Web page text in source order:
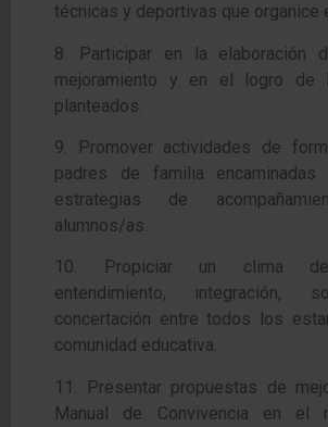
técnicas y deportivas que organice
8. Participar en la elaboración
mejoramiento y en el logro de
planteados.
9. Promover actividades de
padres de familia encaminadas
estrategias de
alumnos/as.
10. Propiciar un clima de
entendimiento, integración,
concertación entre todos
los
comunidad educativa.
11. Presentar propuestas de
Manual de Convivencia en el